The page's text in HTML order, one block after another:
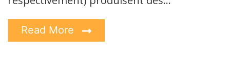
Read More